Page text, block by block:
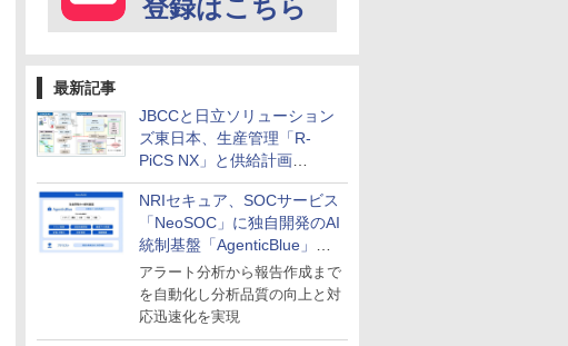
登録はこちら
最新記事
JBCCと日立ソリューション
ズ東日本、生産管理「R-
PiCS NX」と供給計画
「scSQUARE ISP」の連携サ
ービスを提供開始
NRIセキュア、SOCサービス
「NeoSOC」に独自開発のAI
統制基盤「AgenticBlue」を
導入
アラート分析から報告作成まで
を自動化し分析品質の向上と対
応迅速化を実現